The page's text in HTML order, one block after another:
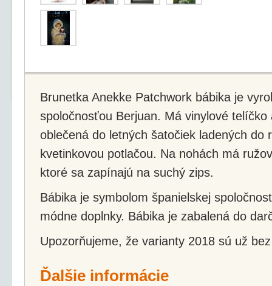
Brunetka Anekke Patchwork bábika je
spoločnosťou Berjuan. Má vinylové
oblečená do letných šatočiek ladených do
kvetinkovou potlačou. Na nohách má
ktoré sa zapínajú na suchý zips.
Bábika je symbolom španielskej
módne doplnky. Bábika je zabalená do
Upozorňujeme, že varianty 2018 sú už
Ďalšie informácie